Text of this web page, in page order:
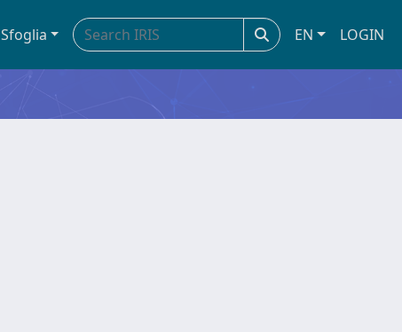
Sfoglia EN LOGIN